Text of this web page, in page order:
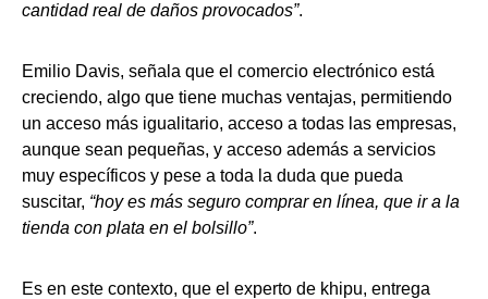
cantidad real de daños provocados”.
Emilio Davis, señala que el comercio electrónico está
creciendo, algo que tiene muchas ventajas, permitiendo
un acceso más igualitario, acceso a todas las empresas,
aunque sean pequeñas, y acceso además a servicios
muy específicos y pese a toda la duda que pueda
suscitar, “hoy es más seguro comprar en línea, que ir a la
tienda con plata en el bolsillo”.
Es en este contexto, que el experto de khipu, entrega